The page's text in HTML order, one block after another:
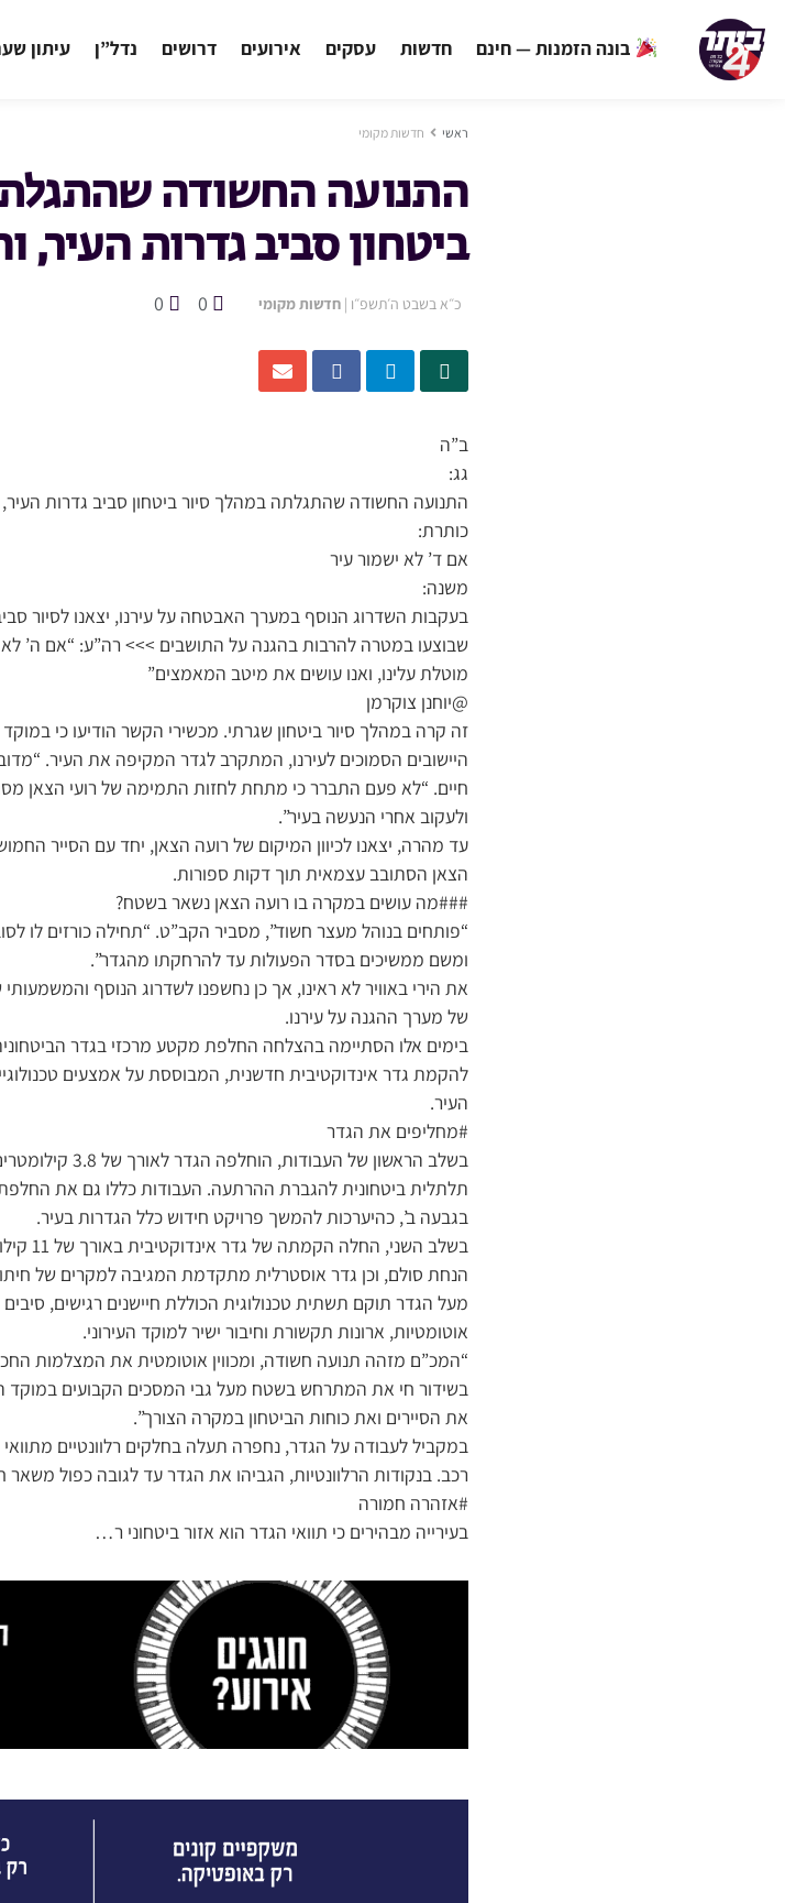
בונה הזמנות — חינם חדשות עסקים אירועים דרושים נדל”ן עיתון
ראשי חדשות מקומי
התנועה החשודה
ביטחון סביב גדרות העיר,
כ״א בשבט ה׳תשפ״ו | חדשות מקומי 0
0
ב”ה
גג:
התנועה החשודה שהתגלתה במהלך סיור ביטחון סביב גדרות
כותרת:
אם ד’ לא ישמור עיר
משנה:
בעקבות השדרוג הנוסף במערך האבטחה על עירנו, יצאנו לסיור
שבוצעו במטרה להרבות בהגנה על התושבים >>> רה”ע: “אם ה’
מוטלת עלינו, ואנו עושים את מיטב המאמצים”
@יוחנן צוקרמן
זה קרה במהלך סיור ביטחון שגרתי. מכשירי הקשר הודיעו כי
היישובים הסמוכים לעירנו, המתקרב לגדר המקיפה את העיר.
חיים. “לא פעם התברר כי מתחת לחזות התמימה של רועי הצאן
ולעקוב אחרי הנעשה בעיר”.
עד מהרה, יצאנו לכיוון המיקום של רועה הצאן, יחד עם הסייר
הצאן הסתובב עצמאית תוך דקות ספורות.
###מה עושים במקרה בו רועה הצאן נשאר בשטח?
“פותחים בנוהל מעצר חשוד”, מסביר הקב”ט. “תחילה כורזים לו
ומשם ממשיכים בסדר הפעולות עד להרחקתו מהגדר”.
את הירי באוויר לא ראינו, אך כן נחשפנו לשדרוג הנוסף
של מערך ההגנה על עירנו.
בימים אלו הסתיימה בהצלחה החלפת מקטע מרכזי בגדר
להקמת גדר אינדוקטיבית חדשנית, המבוססת על אמצעים
העיר.
#מחליפים את הגדר
בשלב הראשון של
תלתלית ביטחונית להגברת ההרתעה. העבודות כללו גם את החלפת
בגבעה ב’, כהיערכות להמשך פרויקט חידוש כלל הגדרות בעיר.
בשלב
הנחת סולם, וכן גדר אוסטרלית מתקדמת המגיבה למקרים של
מעל הגדר תוקם תשתית טכנולוגית הכוללת חיישנים רגישים,
אוטומטיות, ארונות תקשורת וחיבור ישיר למוקד העירוני.
“המכ”ם מזהה תנועה חשודה, ומכווין אוטומטית את המצלמות
בשידור חי את המתרחש בשטח מעל גבי המסכים הקבועים במוקד
את הסיירים ואת כוחות הביטחון במקרה הצורך”.
במקביל לעבודה על הגדר, נחפרה תעלה בחלקים רלוונטיים
רכב. בנקודות הרלוונטיות, הגביהו את הגדר עד לגובה כפול משאר
#אזהרה חמורה
בעירייה מבהירים כי תוואי הגדר הוא אזור ביטחוני ר…